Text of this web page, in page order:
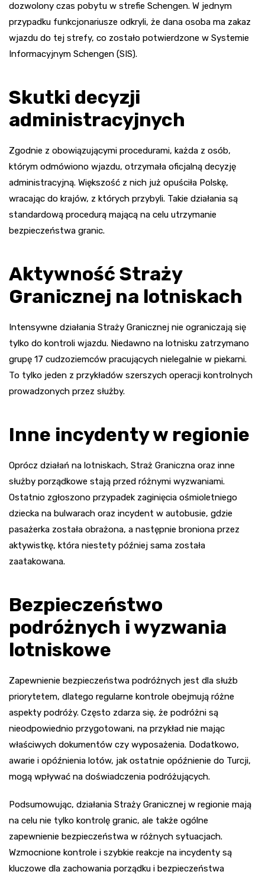
dozwolony czas pobytu w strefie Schengen. W jednym
przypadku funkcjonariusze odkryli, że dana osoba ma zakaz
wjazdu do tej strefy, co zostało potwierdzone w Systemie
Informacyjnym Schengen (SIS).
Skutki decyzji
administracyjnych
Zgodnie z obowiązującymi procedurami, każda z osób,
którym odmówiono wjazdu, otrzymała oficjalną decyzję
administracyjną. Większość z nich już opuściła Polskę,
wracając do krajów, z których przybyli. Takie działania są
standardową procedurą mającą na celu utrzymanie
bezpieczeństwa granic.
Aktywność Straży
Granicznej na lotniskach
Intensywne działania Straży Granicznej nie ograniczają się
tylko do kontroli wjazdu. Niedawno na lotnisku zatrzymano
grupę 17 cudzoziemców pracujących nielegalnie w piekarni.
To tylko jeden z przykładów szerszych operacji kontrolnych
prowadzonych przez służby.
Inne incydenty w regionie
Oprócz działań na lotniskach, Straż Graniczna oraz inne
służby porządkowe stają przed różnymi wyzwaniami.
Ostatnio zgłoszono przypadek zaginięcia ośmioletniego
dziecka na bulwarach oraz incydent w autobusie, gdzie
pasażerka została obrażona, a następnie broniona przez
aktywistkę, która niestety później sama została
zaatakowana.
Bezpieczeństwo
podróżnych i wyzwania
lotniskowe
Zapewnienie bezpieczeństwa podróżnych jest dla służb
priorytetem, dlatego regularne kontrole obejmują różne
aspekty podróży. Często zdarza się, że podróżni są
nieodpowiednio przygotowani, na przykład nie mając
właściwych dokumentów czy wyposażenia. Dodatkowo,
awarie i opóźnienia lotów, jak ostatnie opóźnienie do Turcji,
mogą wpływać na doświadczenia podróżujących.
Podsumowując, działania Straży Granicznej w regionie mają
na celu nie tylko kontrolę granic, ale także ogólne
zapewnienie bezpieczeństwa w różnych sytuacjach.
Wzmocnione kontrole i szybkie reakcje na incydenty są
kluczowe dla zachowania porządku i bezpieczeństwa